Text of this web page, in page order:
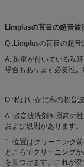
Limplusの盲目の超音波
Q.:Limplusの盲目の超音
A.:足車が付いている私
場合もあります必要性
Q.:私はいかに私の超音
A.:超音波洗剤を最高の
および規則があります。
1. 位置はクリーニング
ところでクリーニング
を見つけます。これが